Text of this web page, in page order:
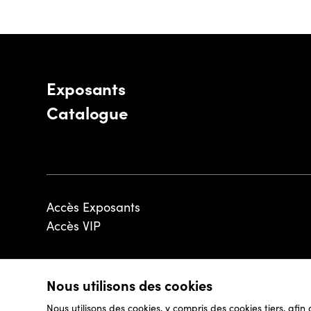
Nous utilisons des cookies
Nous utilisons des cookies, y compris des cookies tiers,
Exposants
Catalogue
Accès Exposants
Accès VIP
© 2026 - Luxembourg Art Week S.A.